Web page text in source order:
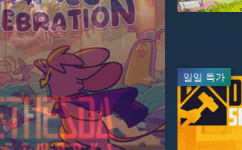
일일 특가
-50% $7.99$3.99
-95% $69.99$3.49